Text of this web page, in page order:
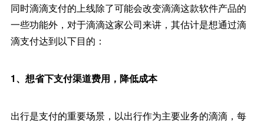
同时滴滴支付的上线除了可能会改变滴滴这款软件产品的
一些功能外，对于滴滴这家公司来讲，其估计是想通过滴
滴支付达到以下目的：
1、想省下支付渠道费用，降低成本
出行是支付的重要场景，以出行作为主要业务的滴滴，每